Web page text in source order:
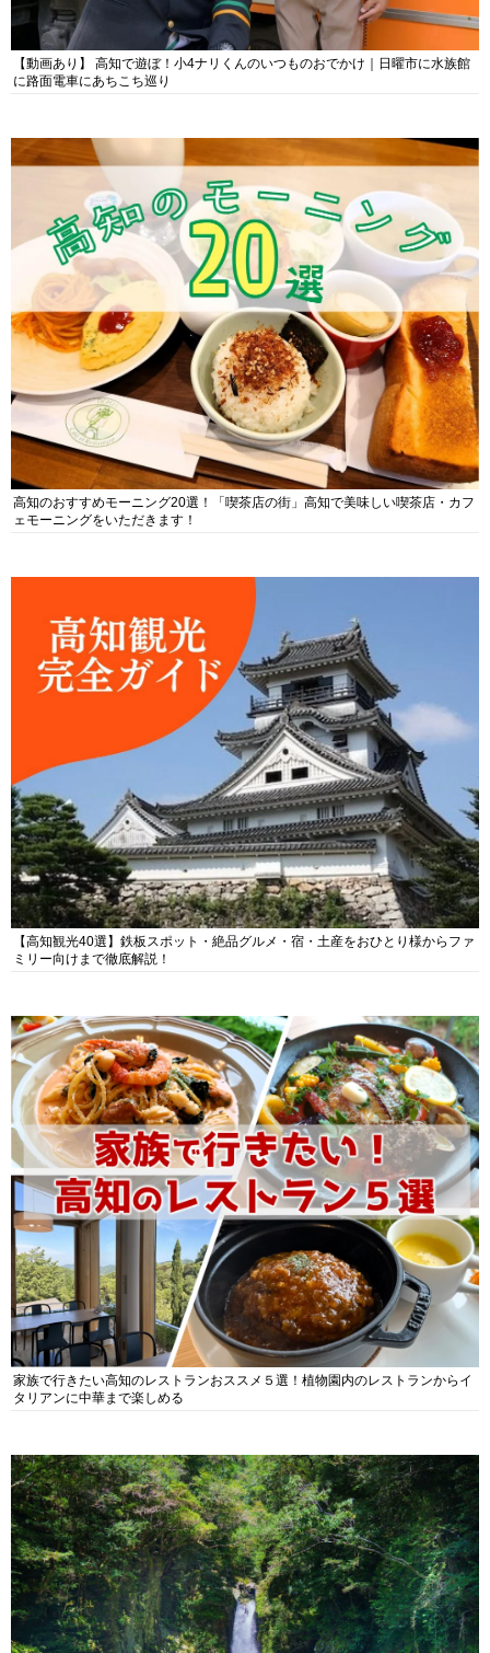
【動画あり】 高知で遊ぼ！小4ナリくんのいつものおでかけ｜日曜市に水族館
に路面電車にあちこち巡り
高知のおすすめモーニング20選！「喫茶店の街」高知で美味しい喫茶店・カフ
ェモーニングをいただきます！
【高知観光40選】鉄板スポット・絶品グルメ・宿・土産をおひとり様からファ
ミリー向けまで徹底解説！
家族で行きたい高知のレストランおススメ５選！植物園内のレストランからイ
タリアンに中華まで楽しめる